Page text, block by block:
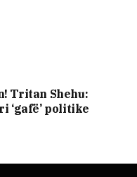
Tritan Shehu:
‘gafë’ politike